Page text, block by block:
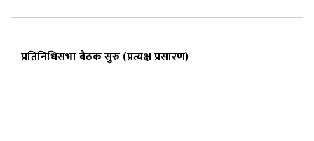
प्रतिनिधिसभा बैठक सुरु (प्रत्यक्ष प्रसारण)